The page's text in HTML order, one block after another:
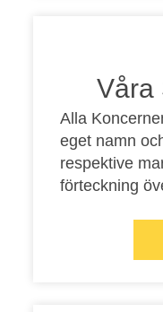
Våra
Alla
eget namn
respektive
förteckning